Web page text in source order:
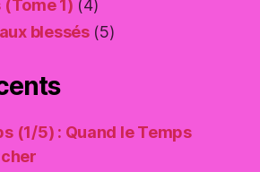
1) (4)
blessés(5)
(1/5) : Quand le Temps